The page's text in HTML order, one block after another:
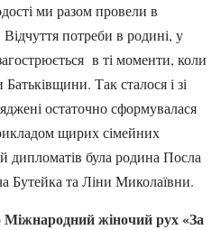
ми разом провели в
потреби в родині, у
в ті моменти, коли
Так сталося і зі
остаточно сформувалася
щирих сімейних
дипломатів була родина Посла
Бутейка та Ліни Миколаївни.
Міжнародний жіночий рух «За